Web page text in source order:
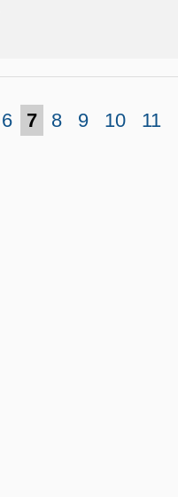
6 7 8 9 10 11